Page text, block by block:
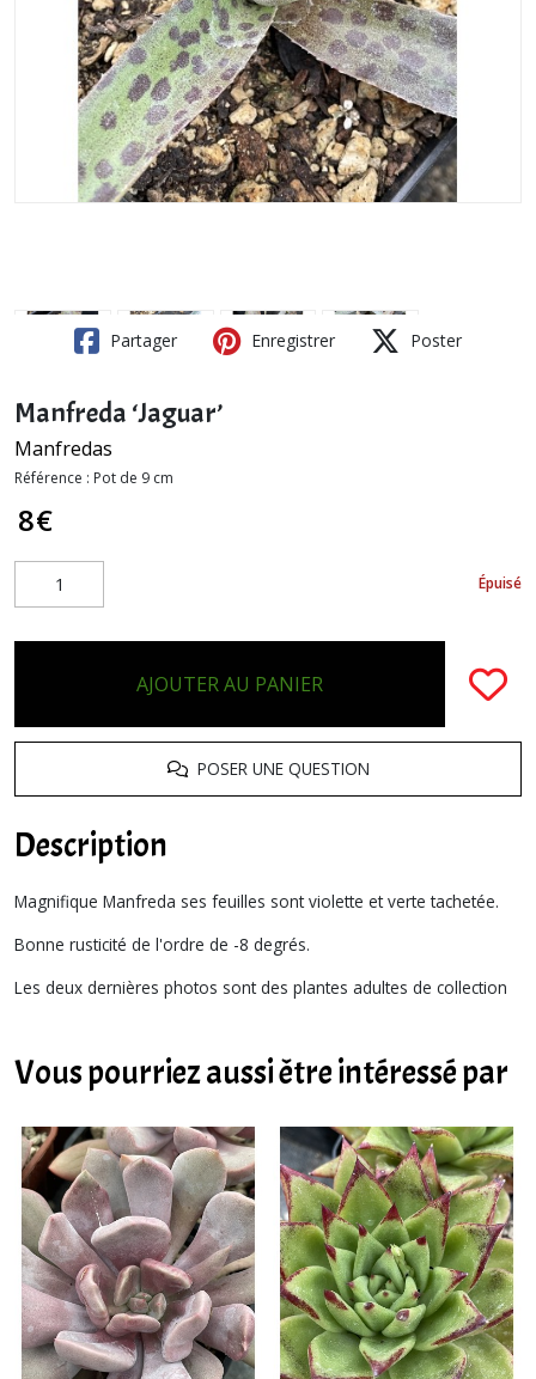
Partager Enregistrer Poster
Manfreda ‘Jaguar’
Manfredas
Référence : Pot de 9 cm
8€
Épuisé
AJOUTER AU PANIER
POSER UNE QUESTION
Description
Magnifique Manfreda ses feuilles sont violette et verte tachetée.
Bonne rusticité de l'ordre de -8 degrés.
Les deux dernières photos sont des plantes adultes de collection
Vous pourriez aussi être intéressé par